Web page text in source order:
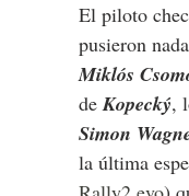
El piloto
pusieron
Miklós
de Kopecký,
Simon
la última